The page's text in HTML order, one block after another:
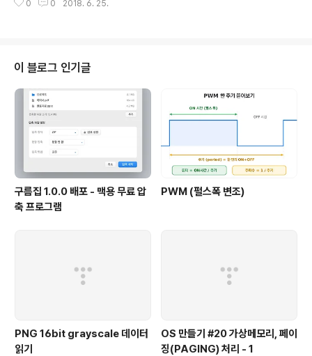
0 0 2018. 6. 25.
이 블로그 인기글
구름집 1.0.0 배포 - 맥용 무료 압
축 프로그램
PWM (펄스폭 변조)
PNG 16bit grayscale 데이터
읽기
OS 만들기 #20 가상메모리, 페이
징(PAGING) 처리 - 1